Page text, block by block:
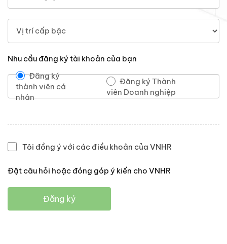
Nhu cầu đăng ký tài khoản của bạn
Đăng ký
thành viên cá
nhân
Đăng ký Thành
viên Doanh nghiệp
Tôi đồng ý với các điều khoản của VNHR
Đặt câu hỏi hoặc đóng góp ý kiến cho VNHR
Đăng ký